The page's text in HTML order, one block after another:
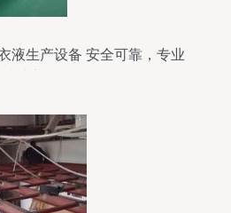
液生产设备 安全可靠，专业